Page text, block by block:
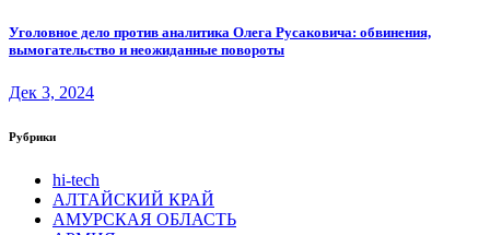
Уголовное дело против аналитика Олега Русаковича: обвинения,
вымогательство и неожиданные повороты
Дек 3, 2024
Рубрики
hi-tech
АЛТАЙСКИЙ КРАЙ
АМУРСКАЯ ОБЛАСТЬ